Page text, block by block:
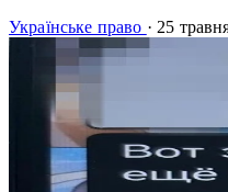
Українське право · 25